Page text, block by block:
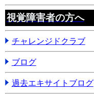
視覚障害者の方へ
チャレンジドクラブ
ブログ
過去エキサイトブログ